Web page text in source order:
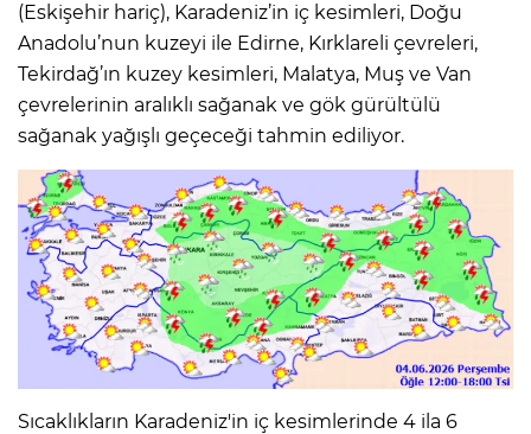
(Eskişehir hariç), Karadeniz’in iç kesimleri, Doğu
Anadolu’nun kuzeyi ile Edirne, Kırklareli çevreleri,
Tekirdağ’ın kuzey kesimleri, Malatya, Muş ve Van
çevrelerinin aralıklı sağanak ve gök gürültülü
sağanak yağışlı geçeceği tahmin ediliyor.
Sıcaklıkların Karadeniz'in iç kesimlerinde 4 ila 6